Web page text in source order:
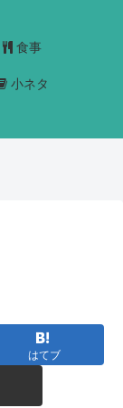
食事
小ネタ
はてブ